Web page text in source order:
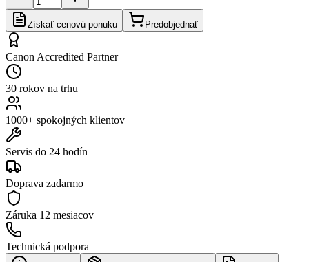
Získať cenovú ponuku Predobjednať
Canon Accredited Partner
30 rokov na trhu
1000+ spokojných klientov
Servis do 24 hodín
Doprava zadarmo
Záruka 12 mesiacov
Technická podpora